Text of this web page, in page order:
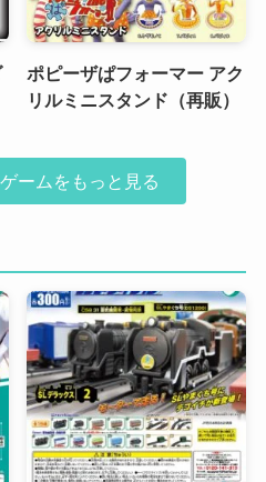
ポピーザぱフォーマー アク
リルミニスタンド（再販）
ームをもっと見る